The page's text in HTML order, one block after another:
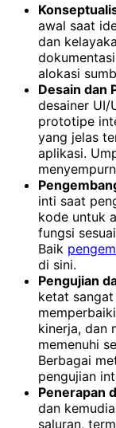
awal saat
dan
alokasi
Desain dan
desainer UI/
prototipe
yang jelas
aplikasi.
inti saat
kode untuk
fungsi
Baik
di sini.
Pengujian
ketat
kinerja, dan
memenuhi
Berbagai
pengujian
Penerapan
dan
saluran,